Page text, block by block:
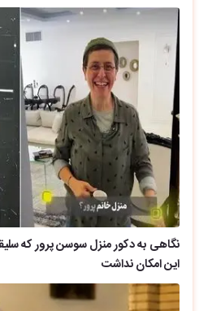
نگاهی به دکور منزل سوسن پرور که
این امکان نداشت